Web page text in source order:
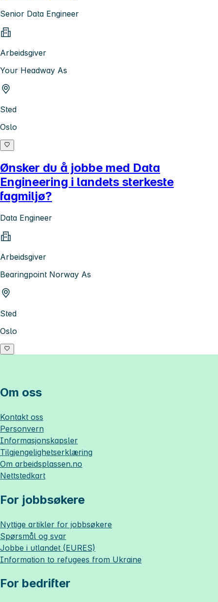
Senior Data Engineer
Arbeidsgiver
Your Headway As
Sted
Oslo
Ønsker du å jobbe med Data
Engineering i landets sterkeste
fagmiljø?
Data Engineer
Arbeidsgiver
Bearingpoint Norway As
Sted
Oslo
Om oss
Kontakt oss
Personvern
Informasjonskapsler
Tilgjengelighetserklæring
Om arbeidsplassen.no
Nettstedkart
For jobbsøkere
Nyttige artikler for jobbsøkere
Spørsmål og svar
Jobbe i utlandet (EURES)
Information to refugees from Ukraine
For bedrifter